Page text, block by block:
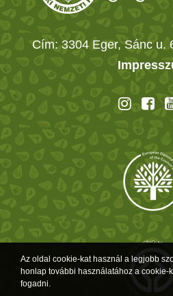
Cím: 3304 Eger, Sánc u.
Az oldal cookie-kat használ a legjobb
honlap további használatához a cookie-
fogadni.